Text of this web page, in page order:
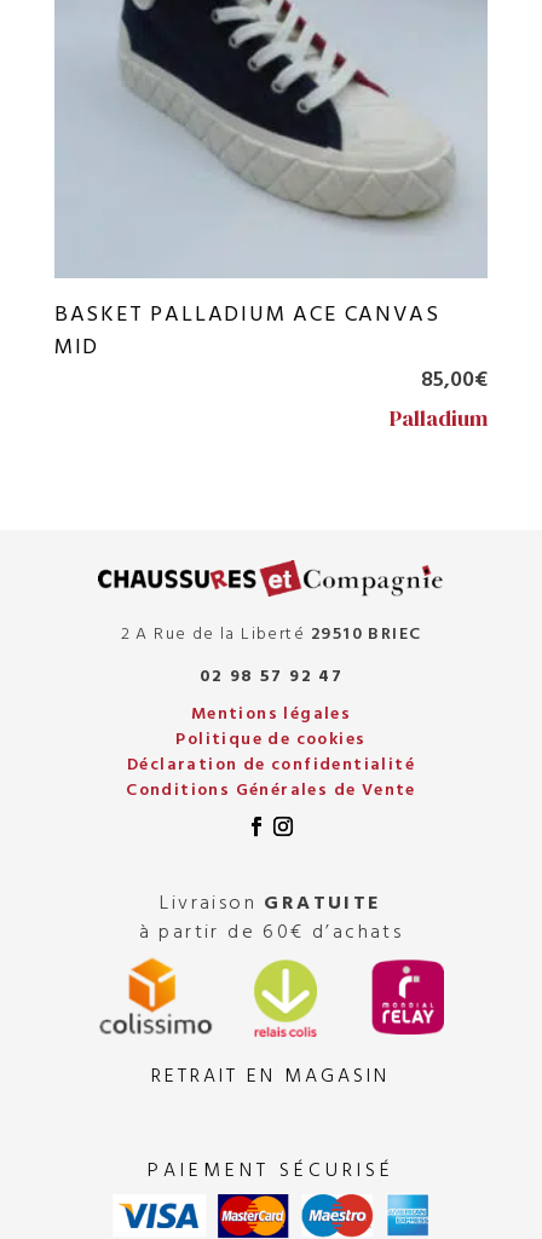
BASKET PALLADIUM ACE CANVAS
MID
85,00€
Palladium
2 A Rue de la Liberté 29510 BRIEC
02 98 57 92 47
Mentions légales
Politique de cookies
Déclaration de confidentialité
Conditions Générales de Vente
Livraison GRATUITE
à partir de 60€ d’achats
RETRAIT EN MAGASIN
PAIEMENT SÉCURISÉ